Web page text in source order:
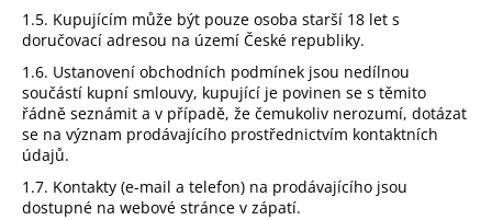
1.5. Kupujícím může být pouze osoba starší 18 let s
doručovací adresou na území České republiky.
1.6. Ustanovení obchodních podmínek jsou nedílnou
součástí kupní smlouvy, kupující je povinen se s těmito
řádně seznámit a v případě, že čemukoliv nerozumí, dotázat
se na význam prodávajícího prostřednictvím kontaktních
údajů.
1.7. Kontakty (e-mail a telefon) na prodávajícího jsou
dostupné na webové stránce v zápatí.
HLEDAT
D
o
p
o